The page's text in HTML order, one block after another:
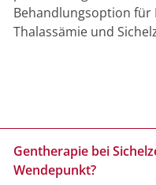
Behandlungsoption für
Thalassämie und
Raten an
Gentherapie bei
Wendepunkt?